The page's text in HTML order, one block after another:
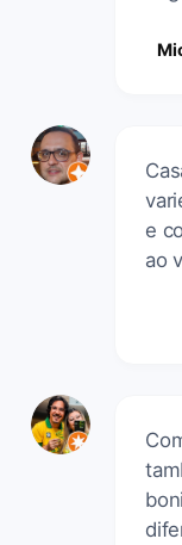
e
ao